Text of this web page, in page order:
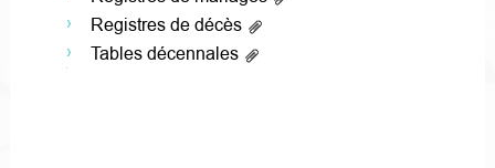
Registres de décès
Tables décennales